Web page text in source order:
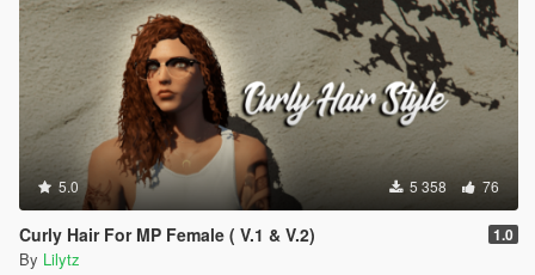
5.0 5 358 76
Curly Hair For MP Female ( V.1 & V.2) 1.0
By Lilytz